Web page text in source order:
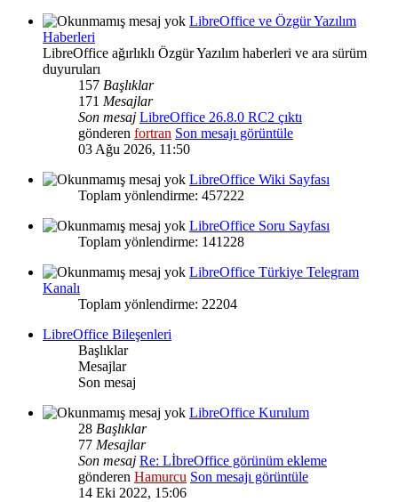
LibreOffice ve Özgür Yazılım
Haberleri
LibreOffice ağırlıklı Özgür Yazılım haberleri ve ara sürüm
duyuruları
157 Başlıklar
171 Mesajlar
Son mesaj LibreOffice 26.8.0 RC2 çıktı
gönderen fortran Son mesajı görüntüle
03 Ağu 2026, 11:50
LibreOffice Wiki Sayfası
Toplam yönlendirme: 457222
LibreOffice Soru Sayfası
Toplam yönlendirme: 141228
LibreOffice Türkiye Telegram
Kanalı
Toplam yönlendirme: 22204
LibreOffice Bileşenleri
Başlıklar
Mesajlar
Son mesaj
LibreOffice Kurulum
28 Başlıklar
77 Mesajlar
Son mesaj Re: LİbreOffice görünüm ekleme
gönderen Hamurcu Son mesajı görüntüle
14 Eki 2022, 15:06